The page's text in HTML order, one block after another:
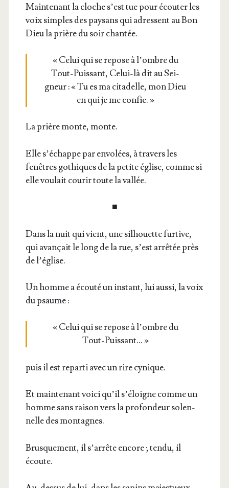
Main­te­nant la cloche s’est tue pour écou­ter les
voix simples des pay­sans qui adressent au Bon
Dieu la prière du soir chantée.
« Celui qui se repose à l’ombre du
Tout-Puis­sant, Celui-là dit au Sei­
gneur : « Tu es ma cita­delle, mon Dieu
en qui je me confie. »
La prière monte, monte.
Elle s’é­chappe par envo­lées, à tra­vers les
fenêtres gothiques de la petite église, comme si
elle vou­lait cou­rir toute la vallée.
■
Dans la nuit qui vient, une sil­houette fur­tive,
qui avan­çait le long de la rue, s’est arrê­tée près
de l’église.
Un homme a écou­té un ins­tant, lui aus­si, la voix
du psaume :
« Celui qui se repose à l’ombre du
Tout-Puissant… »
puis il est repar­ti avec un rire cynique.
Et main­te­nant voi­ci qu’il s’é­loigne comme un
homme sans rai­son vers la pro­fon­deur solen­
nelle des montagnes.
Brus­que­ment, il s’ar­rête encore ; ten­du, il
écoute.